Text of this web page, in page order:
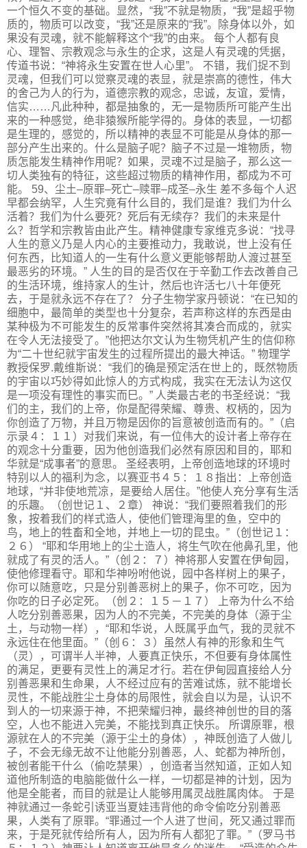
一个恒久不变的基础。显然，“我”不就是物质，“我”是超乎物
质的，物质可以改变，“我”还是原来的“我”。除身体以外，如
果没有灵魂，就不能解释这个“我”的由来。 每个人都有良
心、理智、宗教观念与永生的企求，这是人有灵魂的凭据，
传道书说：“神将永生安置在世人心里”。 不错，我们捉不到
灵魂，但我们可以觉察灵魂的表显，就是崇高的德性，伟大
的舍己为人的行为，道德宗教的观念，忠诚，友谊，爱情，
信实……凡此种种，都是抽象的，无一是物质所可能产生出
来的一种感觉，绝非猿猴所能学得的。身体的表显，一切都
是生理的，感觉的，所以精神的表显不可能是从身体的那一
部分产生出来的。什么是脑子呢？脑子不过是一堆物质，物
质怎能发生精神作用呢？如果，灵魂不过是脑子，那么这一
切人类独有的特征，这些超过物质的精神作用，都成为不可
能。 59、尘土–原罪–死亡–赎罪–成圣–永生 差不多每个人迟
早都会纳罕，人生究竟有什么目的，我们是谁？我们为什么
活着？我们为什么要死？死后有无续存？我们的未来是什
么？哲学和宗教皆由此产生。精神健康专家维克多说：“找寻
人生的意义乃是人内心的主要推动力，我敢说，世上没有任
何东西，比知道人的一生有什么意义更能够帮助人渡过甚至
最恶劣的环境。” 人生的目的是否仅在于辛勤工作去改善自己
的生活环境，维持家人的生计，然后也许活七八十年便死
去，于是就永远不存在了？ 分子生物学家丹顿说：“在已知的
细胞中，最简单的类型也十分复杂，若声称这样的东西是由
某种极为不可能发生的反常事件突然将其凑合而成的，就实
在令人无法接受了。”他把达尔文认为生物凭机产生的信仰称
为“二十世纪就宇宙发生的过程所提出的最大神话。” 物理学
教授保罗.戴维斯说：“我们的确是预定活在世上的，既然物质
的宇宙以巧妙得如此惊人的方式构成，我实在无法认为这仅
是一项没有理性的事实而巳。” 人类最古老的书圣经说：“我
们的主，我们的上帝，你是配得荣耀、尊贵、权柄的，因为
你创造了万物，并且万物是因你的旨意被创造而有的。”（启
示录４：１１）对我们来说，有一位伟大的设计者上帝存在
的观念十分重要，因为他创造我们必然有原因和目的，耶和
华就是“成事者”的意思。 圣经表明，上帝创造地球的环境时
特别以人的福利为念，以赛亚书４５：１８指出：上帝创造
地球，“并非使地荒凉，是要给人居住。”他使人充分享有生活
的乐趣。（创世记１、２章） 神说：“我们要照着我们的形
象，按着我们的样式造人，使他们管理海里的鱼，空中的
鸟，地上的牲畜和全地，并地上一切的昆虫。”（创世记１：
２６） “耶和华用地上的尘土造人，将生气吹在他鼻孔里，他
就成了有灵的活人。”（创２：７）神将那人安置在伊甸园，
使他修理看守。耶和华神吩咐他说，园中各样树上的果子，
你可以随意吃，只是分别善恶树上的果子，你不可吃，因为
你吃的日子必定死。（创２：１５－１７） 上帝为什么不给
人吃分别善恶果，因为人的不完美，不完美的身体（源于尘
土，与动物一样），“耶和华说，人既属乎血气，我的灵就不
永远住在他里面。”（创６：３）虽然人有神的形象和生气
（灵），可谓半人半神，人要真正快乐，不但要有身体属性
的满足，更要有灵性上的满足才行。若在伊甸园直接给人分
别善恶果和生命果，人不经过应有的苦难试炼，就不能增长
灵性，不能战胜尘土身体的局限性，就会自以为是，认识不
到人的一切来源于神，不把荣耀归神，最终神创世的目的落
空，人也不能进入完美，不能找到真正快乐。 所谓原罪，根
源就在人的不完美（源于尘土的身体），神既创造了人做儿
子，不会无缘无故不让他能分别善恶，人、蛇都为神所创，
被创者能干什么（偷吃禁果），创造者当然知道，正如人知
道他所制造的电脑能做什么一样，一切都是神的计划，因为
他是全能者，而目的就是让人能够用属灵战胜属肉体。 于是
神就通过一条蛇引诱亚当夏娃违背他的命令偷吃分别善恶
果，人类有了原罪。“罪通过一个人进了世间，死又通过罪而
来，于是死就传给所有人，因为所有人都犯了罪。”（罗马书